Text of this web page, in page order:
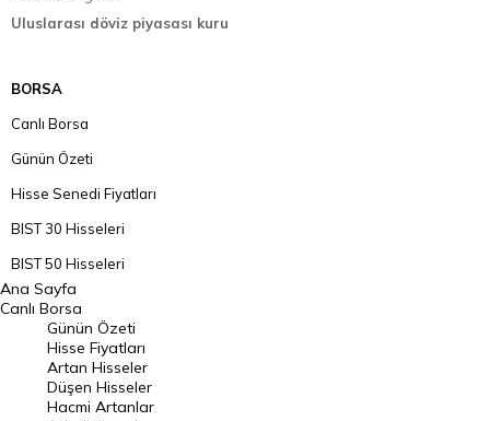
Uluslarası döviz piyasası kuru
BORSA
Canlı Borsa
Günün Özeti
Hisse Senedi Fiyatları
BIST 30 Hisseleri
BIST 50 Hisseleri
BIST 100 Hisseleri
En Çok Artan Hisseler
En Çok Düşen Hisseler
Hacmi Artanlar
Ana Sayfa
Canlı Borsa
Günün Özeti
Hisse Fiyatları
Artan Hisseler
Düşen Hisseler
Hacmi Artanlar